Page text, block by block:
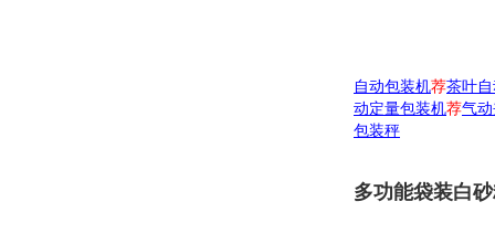
自动包装机荐茶叶
动定量包装机荐气
包装秤
多功能袋装白